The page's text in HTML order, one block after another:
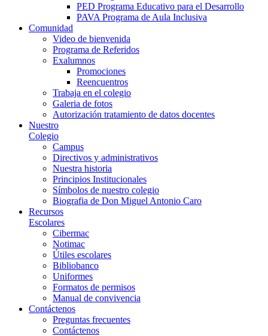
PED Programa Educativo para el Desarrollo
PAVA Programa de Aula Inclusiva
Comunidad
Video de bienvenida
Programa de Referidos
Exalumnos
Promociones
Reencuentros
Trabaja en el colegio
Galeria de fotos
Autorización tratamiento de datos docentes
Nuestro
Colegio
Campus
Directivos y administrativos
Nuestra historia
Principios Institucionales
Símbolos de nuestro colegio
Biografia de Don Miguel Antonio Caro
Recursos
Escolares
Cibermac
Notimac
Útiles escolares
Bibliobanco
Uniformes
Formatos de permisos
Manual de convivencia
Contáctenos
Preguntas frecuentes
Contáctenos